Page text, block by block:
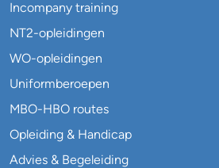
Incompany training
NT2-opleidingen
WO-opleidingen
Uniformberoepen
MBO-HBO routes
Opleiding & Handicap
Advies & Begeleiding